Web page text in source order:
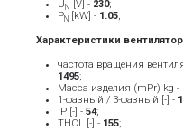
UN [V] - 230;
PN [kW] - 1.05;
Характеристики
частота вращения
1495;
Масса изделия (mPr) kg -
1-фазный / 3-фазный [-] - 1
IP [-] - 54;
THCL [-] - 155;